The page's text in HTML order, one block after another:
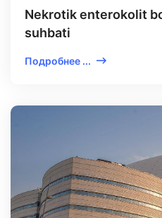
Nekrotik enterokolit
suhbati
Подробнее ...